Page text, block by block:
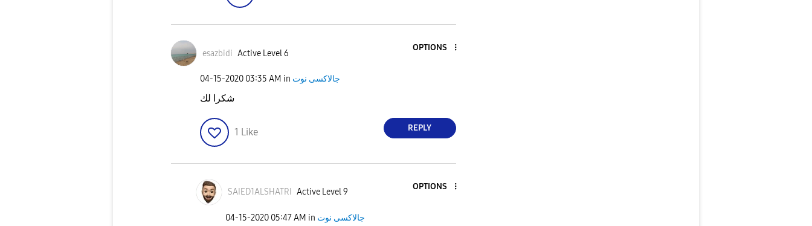
esazbidi Active Level 6
OPTIONS
‎04-15-2020 03:35 AM in جالاكسى نوت
شكرا لك
1 Like REPLY
SAIED1ALSHATRI Active Level 9
OPTIONS
‎04-15-2020 05:47 AM in جالاكسى نوت